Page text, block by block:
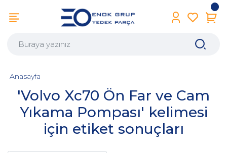
'Volvo Xc70 Ön Far ve Cam
Yıkama Pompası' kelimesi
için etiket sonuçları
Anasayfa